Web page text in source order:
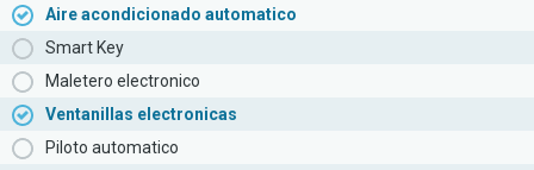
Aire acondicionado automatico
Smart Key
Maletero electronico
Ventanillas electronicas
Piloto automatico